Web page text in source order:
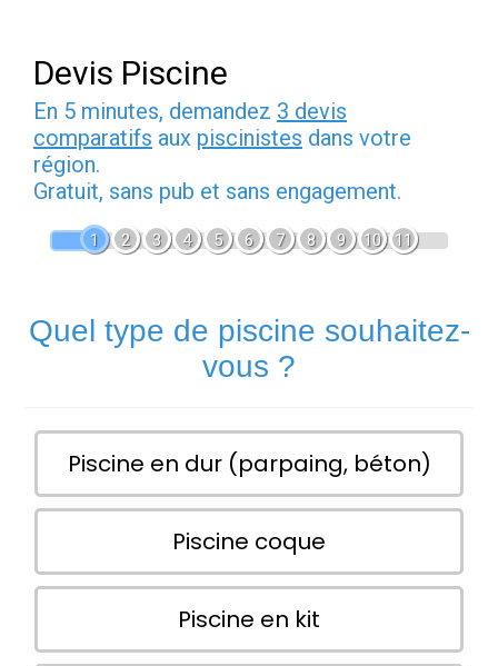
Devis Piscine
En 5 minutes, demandez 3 devis
comparatifs aux piscinistes dans votre
région.
Gratuit, sans pub et sans engagement.
1 2 3 4 5 6 7 8 9 10 11
Quel type de piscine souhaitez-
vous ?
Piscine en dur (parpaing, béton)
Piscine coque
Piscine en kit